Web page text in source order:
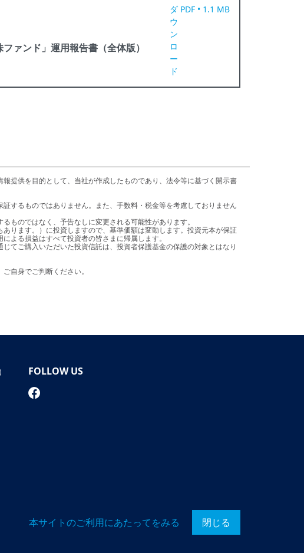
ファンド」運用報告書（全体版）
ダ
ウ
ン
ロ
ー
ド
PDF • 1.1 MB
よる損益はすべて投資者の皆さまに帰属します。
自身でご判断ください。
FOLLOW US
業協会
本サイトのご利用にあたってをみる 閉じる